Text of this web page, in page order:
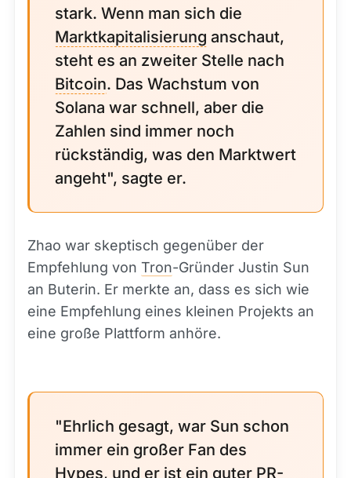
stark. Wenn man sich die
Marktkapitalisierung anschaut,
steht es an zweiter Stelle nach
Bitcoin. Das Wachstum von
Solana war schnell, aber die
Zahlen sind immer noch
rückständig, was den Marktwert
angeht", sagte er.
Zhao war skeptisch gegenüber der
Empfehlung von Tron-Gründer Justin Sun
an Buterin. Er merkte an, dass es sich wie
eine Empfehlung eines kleinen Projekts an
eine große Plattform anhöre.
"Ehrlich gesagt, war Sun schon
immer ein großer Fan des
Hypes, und er ist ein guter PR-